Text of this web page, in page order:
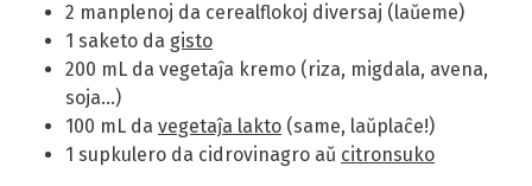
2 manplenoj da cerealflokoj diversaj (laŭeme)
1 saketo da gisto
200 mL da vegetaĵa kremo (riza, migdala, avena,
soja…)
100 mL da vegetaĵa lakto (same, laŭplaĉe!)
1 supkulero da cidrovinagro aŭ citronsuko